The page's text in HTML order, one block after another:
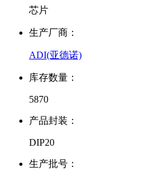
芯片
生产厂商：
ADI(亚德诺)
库存数量：
5870
产品封装：
DIP20
生产批号：